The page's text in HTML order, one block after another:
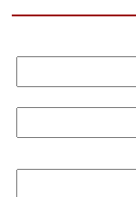
مرأة
وتكنولوجيا